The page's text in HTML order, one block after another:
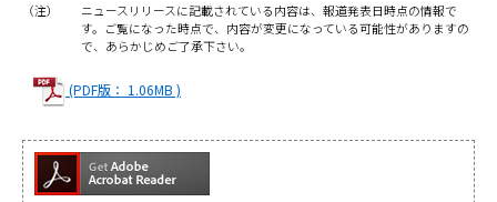
（注）
ニュースリリースに記載されている内容は、報道発表日時点の情報で
す。ご覧になった時点で、内容が変更になっている可能性がありますの
で、あらかじめご了承下さい。
(PDF版： 1.06MB )